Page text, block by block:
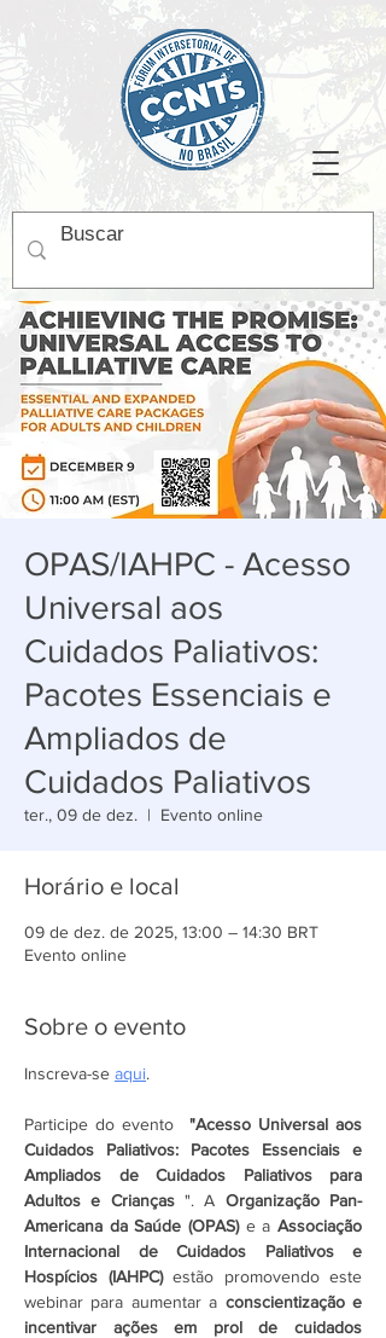
OPAS/IAHPC - Acesso
Universal aos
Cuidados Paliativos:
Pacotes Essenciais e
Ampliados de
Cuidados Paliativos
ter., 09 de dez.
  |
Evento online
Horário e local
09 de dez. de 2025, 13:00 – 14:30 BRT
Evento online
Sobre o evento
Inscreva-se aqui.
Participe do evento "Acesso Universal aos
Cuidados Paliativos: Pacotes Essenciais e
Ampliados de Cuidados Paliativos para
Adultos e Crianças ". A Organização Pan-
Americana da Saúde (OPAS) e a Associação
Internacional de Cuidados Paliativos e
Hospícios (IAHPC) estão promovendo este
webinar para aumentar a conscientização e
incentivar ações em prol de cuidados